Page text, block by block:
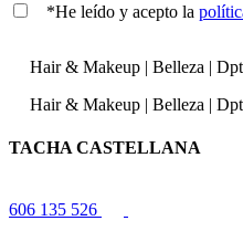
*He leído y acepto la
Hair & Makeup | Belleza |
Hair & Makeup | Belleza |
TACHA CASTELLANA
606 135 526